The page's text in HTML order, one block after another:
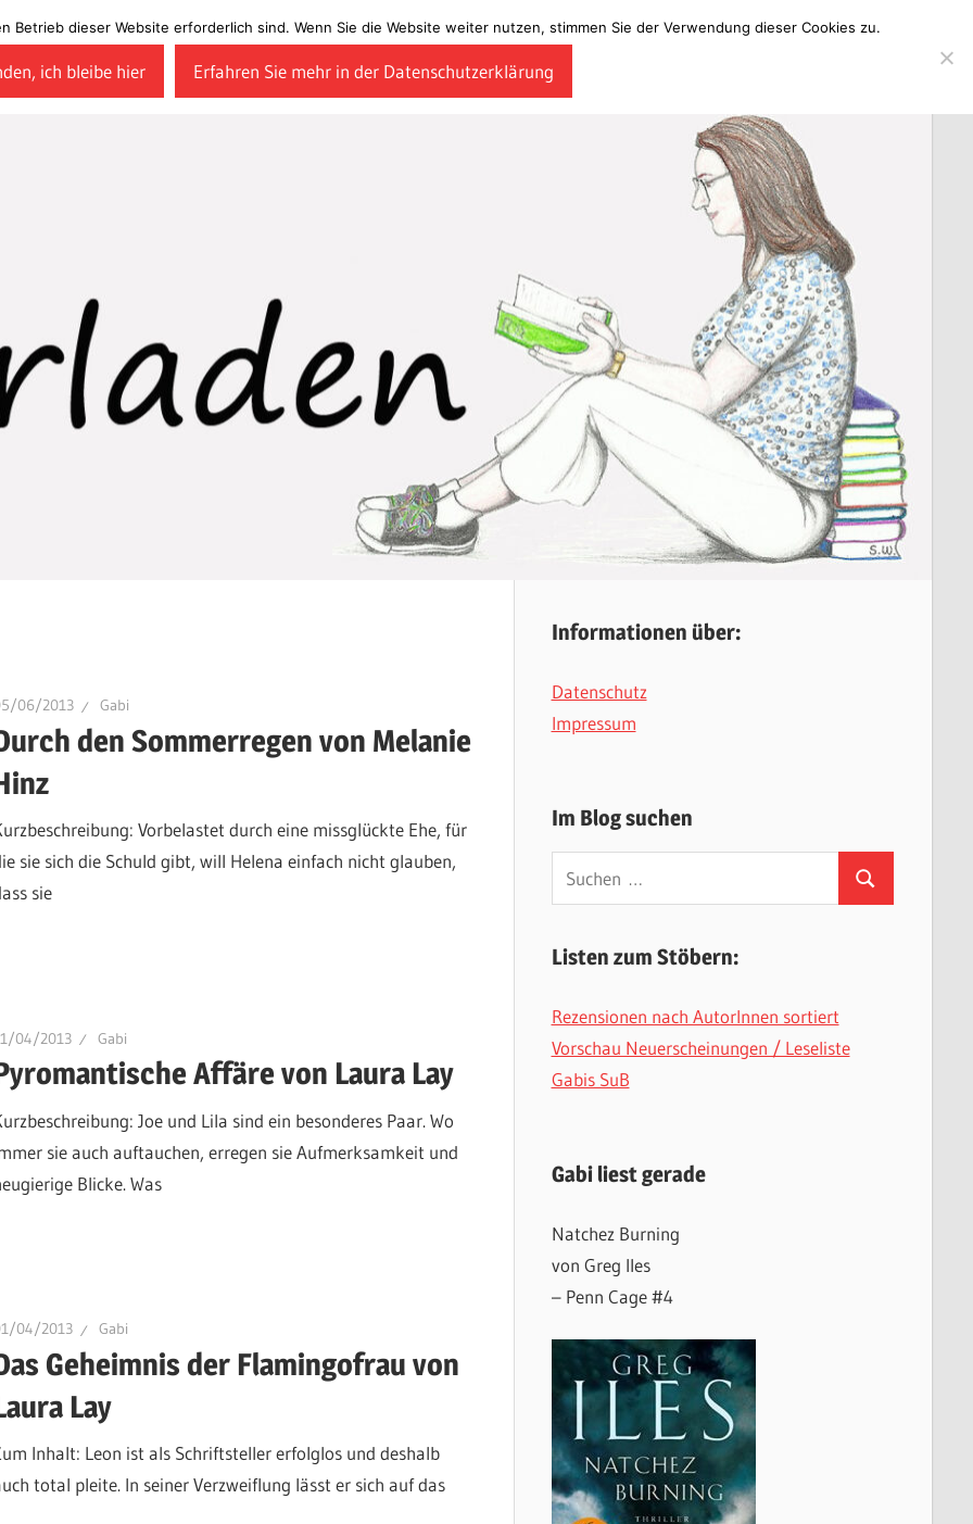
06/2013 Gabi
den Sommerregen von Melanie
Vorbelastet durch eine missglückte Ehe, für
sie sich die Schuld gibt, will Helena einfach nicht glauben,
sie
04/2013 Gabi
Affäre von Laura Lay
Joe und Lila sind ein besonderes Paar. Wo
sie auch auftauchen, erregen sie Aufmerksamkeit und
Blicke. Was
04/2013 Gabi
Geheimnis der Flamingofrau von
Lay
Inhalt: Leon ist als Schriftsteller erfolglos und deshalb
total pleite. In seiner Verzweiflung lässt er sich auf das
Informationen über:
Datenschutz
Impressum
Im Blog suchen
Suchen
nach:
Suchen
Listen zum Stöbern:
Rezensionen nach AutorInnen sortiert
Vorschau Neuerscheinungen / Leseliste
Gabis SuB
Gabi liest gerade
Natchez Burning
von Greg Iles
– Penn Cage #4
Betrieb dieser Website erforderlich sind. Wenn Sie die Website weiter nutzen, stimmen Sie der Verwendung dieser Cookies zu.
ich bleibe hier Erfahren Sie mehr in der Datenschutzerklärung